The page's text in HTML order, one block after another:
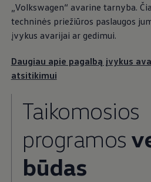
„Volkswagen“ avarine tarnyba.
techninės priežiūros paslaugos
įvykus avarijai ar gedimui.
Daugiau apie pagalbą įvykus
atsitikimui
Taikomosios
programos
būdas